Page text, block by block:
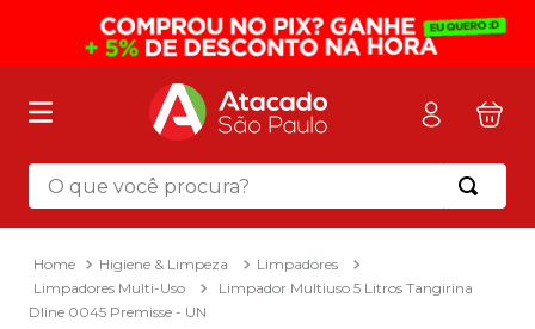
O que você procura?
Higiene & Limpeza
Limpadores
Limpadores Multi-Uso
Limpador Multiuso 5 Litros Tangirina
Dline 0045 Premisse - UN
Termos mais buscados
mochila
2º sacola